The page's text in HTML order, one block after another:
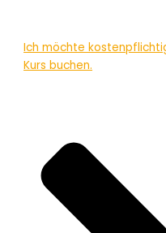
Ich möchte
Kurs buchen.